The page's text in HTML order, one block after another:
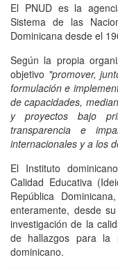
El PNUD es la
Sistema de las
Dominicana desde el
Según la propia
objetivo "promover,
formulación e
de capacidades,
y proyectos bajo
transparencia e
internacionales y a los
El Instituto
Calidad Educativa
República
enteramente, desde
investigación de la
de hallazgos para la
dominicano.